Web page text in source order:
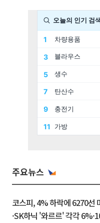
주요뉴스
코스피, 4% 하락에 6270선
·SK하닉 '와르르' 각각